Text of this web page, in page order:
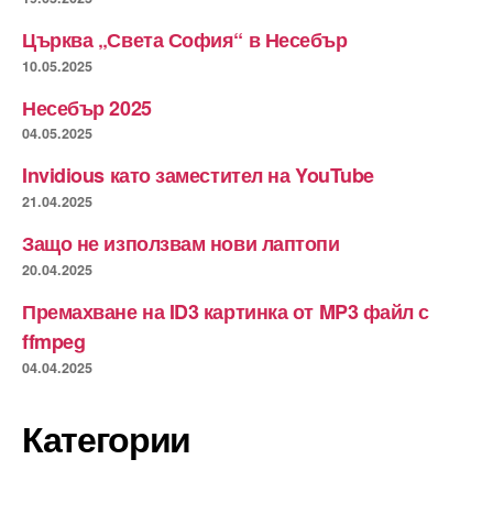
Църква „Света София“ в Несебър
10.05.2025
Несебър 2025
04.05.2025
Invidious като заместител на YouTube
21.04.2025
Защо не използвам нови лаптопи
20.04.2025
Премахване на ID3 картинка от MP3 файл с
ffmpeg
04.04.2025
Категории